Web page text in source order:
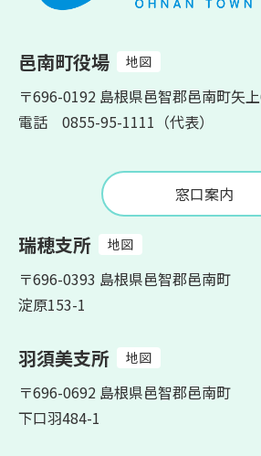
邑南町役場 地図
〒696-0192 島根県邑智郡邑南町矢
電話 0855-95-1111（代表）
窓口案内
瑞穂支所 地図
〒696-0393 島根県邑智郡邑南町
淀原153-1
羽須美支所 地図
〒696-0692 島根県邑智郡邑南町
下口羽484-1